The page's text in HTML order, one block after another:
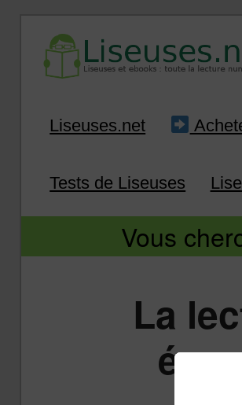
Infos sur les
Liseuses.net
Tests de Liseuses
Vous
La